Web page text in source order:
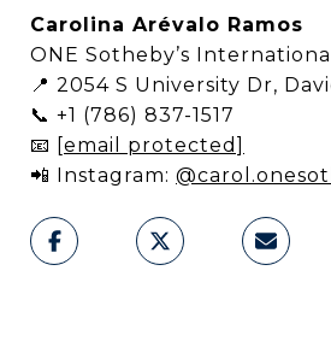
Carolina Arévalo Ramos
ONE Sotheby’s
📍 2054 S University Dr,
📞 +1 (786) 837-1517
📧 [email protected]
📲 Instagram: